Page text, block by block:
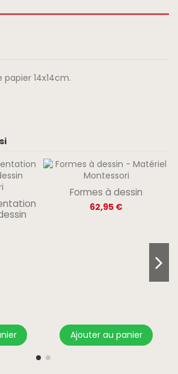
14x14cm.
Formes à dessin
62,95 €
Ajouter au panier